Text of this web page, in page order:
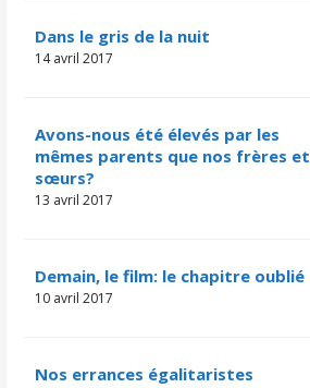
Dans le gris de la nuit
14 avril 2017
Avons-nous été élevés par les
mêmes parents que nos frères et
sœurs?
13 avril 2017
Demain, le film: le chapitre oublié
10 avril 2017
Nos errances égalitaristes